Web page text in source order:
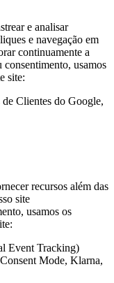
e analisar
e navegação em
continuamente a
usamos
site:
Clientes do Google,
recursos além das
site
usamos os
Event Tracking)
Mode, Klarna,